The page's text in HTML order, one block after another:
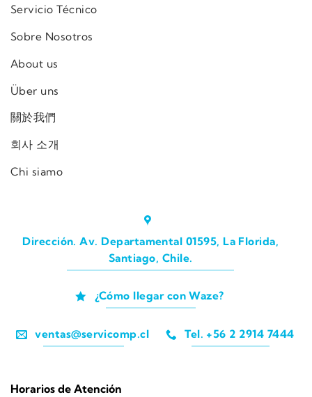
Servicio Técnico
Sobre Nosotros
About us
Über uns
關於我們
회사 소개
Chi siamo
Dirección. Av. Departamental 01595, La Florida,
Santiago, Chile.
¿Cómo llegar con Waze?
ventas@servicomp.cl Tel. +56 2 2914 7444
Horarios de Atención